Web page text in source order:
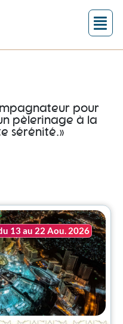
pour
pèlerinage à la
sérénité.»
13 au 22 Aou. 2026